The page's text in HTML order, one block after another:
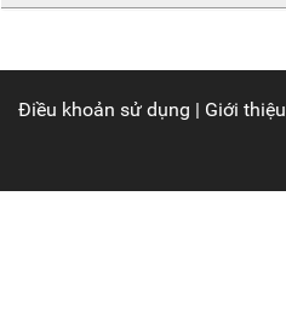
Điều khoản sử dụng | Giới thiệu